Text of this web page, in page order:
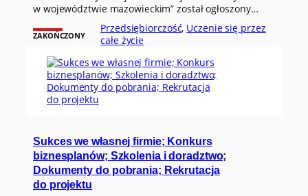
w województwie mazowieckim” został ogłoszony…
ZAKOŃCZONY
Przedsiębiorczość, Uczenie się przez
całe życie
Sukces we własnej firmie; Konkurs
biznesplanów; Szkolenia i doradztwo;
Dokumenty do pobrania; Rekrutacja
do projektu